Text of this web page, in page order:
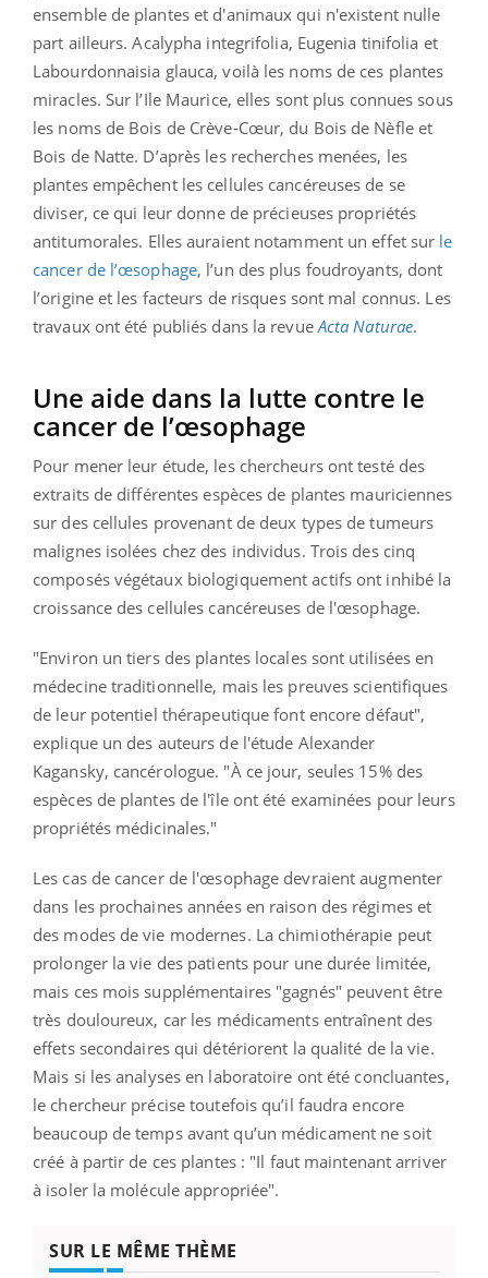
ensemble de plantes et d'animaux qui n'existent nulle
part ailleurs. Acalypha integrifolia, Eugenia tinifolia et
Labourdonnaisia glauca, voilà les noms de ces plantes
miracles. Sur l’Ile Maurice, elles sont plus connues sous
les noms de Bois de Crève-Cœur, du Bois de Nèfle et
Bois de Natte. D’après les recherches menées, les
plantes empêchent les cellules cancéreuses de se
diviser, ce qui leur donne de précieuses propriétés
antitumorales. Elles auraient notamment un effet sur le
cancer de l’œsophage, l’un des plus foudroyants, dont
l’origine et les facteurs de risques sont mal connus. Les
travaux ont été publiés dans la revueActa Naturae.
Une aide dans la lutte contre le
cancer de l’œsophage
Pour mener leur étude, les chercheurs ont testé des
extraits de différentes espèces de plantes mauriciennes
sur des cellules provenant de deux types de tumeurs
malignes isolées chez des individus. Trois des cinq
composés végétaux biologiquement actifs ont inhibé la
croissance des cellules cancéreuses de l'œsophage.
"Environ un tiers des plantes locales sont utilisées en
médecine traditionnelle, mais les preuves scientifiques
de leur potentiel thérapeutique font encore défaut",
explique un des auteurs de l'étude Alexander
Kagansky, cancérologue. "À ce jour, seules 15% des
espèces de plantes de l'île ont été examinées pour leurs
propriétés médicinales."
Les cas de cancer de l'œsophage devraient augmenter
dans les prochaines années en raison des régimes et
des modes de vie modernes. La chimiothérapie peut
prolonger la vie des patients pour une durée limitée,
mais ces mois supplémentaires "gagnés" peuvent être
très douloureux, car les médicaments entraînent des
effets secondaires qui détériorent la qualité de la vie.
Mais si les analyses en laboratoire ont été concluantes,
le chercheur précise toutefois qu’il faudra encore
beaucoup de temps avant qu’un médicament ne soit
créé à partir de ces plantes : "Il faut maintenant arriver
à isoler la molécule appropriée".
SUR LE MÊME THÈME